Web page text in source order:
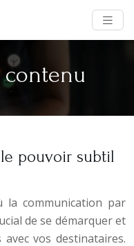
contenu
pouvoir subtil
la communication par
de se démarquer et
vos destinataires.